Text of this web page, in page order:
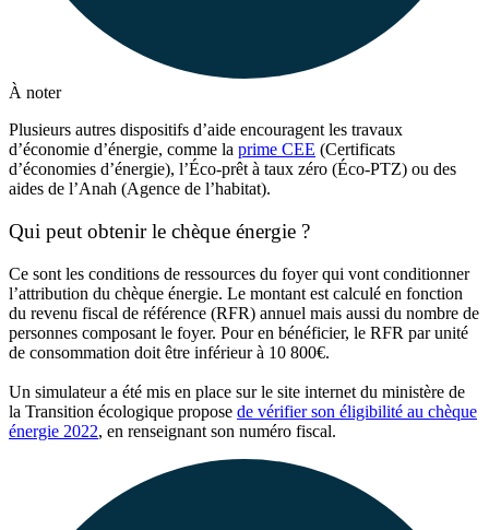
À noter
Plusieurs autres dispositifs d’aide encouragent les travaux
d’économie d’énergie, comme la prime CEE (Certificats
d’économies d’énergie), l’Éco-prêt à taux zéro (Éco-PTZ) ou des
aides de l’Anah (Agence de l’habitat).
Qui peut obtenir le chèque énergie ?
Ce sont les conditions de ressources du foyer qui vont conditionner
l’attribution du chèque énergie. Le montant est calculé en fonction
du revenu fiscal de référence (RFR) annuel mais aussi du nombre de
personnes composant le foyer. Pour en bénéficier, le RFR par unité
de consommation doit être inférieur à 10 800€.
Un simulateur a été mis en place sur le site internet du ministère de
la Transition écologique propose de vérifier son éligibilité au chèque
énergie 2022, en renseignant son numéro fiscal.